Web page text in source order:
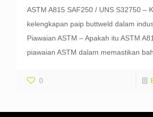
ASTM A815 SAF250 / UNS S32750 –
kelengkapan paip buttweld dalam
Piawaian ASTM – Apakah itu ASTM
piawaian ASTM dalam memastikan
0